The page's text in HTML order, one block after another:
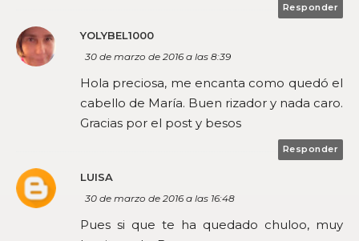
Responder
YOLYBEL1000
30 de marzo de 2016 a las 8:39
Hola preciosa, me encanta como quedó el
cabello de María. Buen rizador y nada caro.
Gracias por el post y besos
Responder
LUISA
30 de marzo de 2016 a las 16:48
Pues si que te ha quedado chuloo, muy